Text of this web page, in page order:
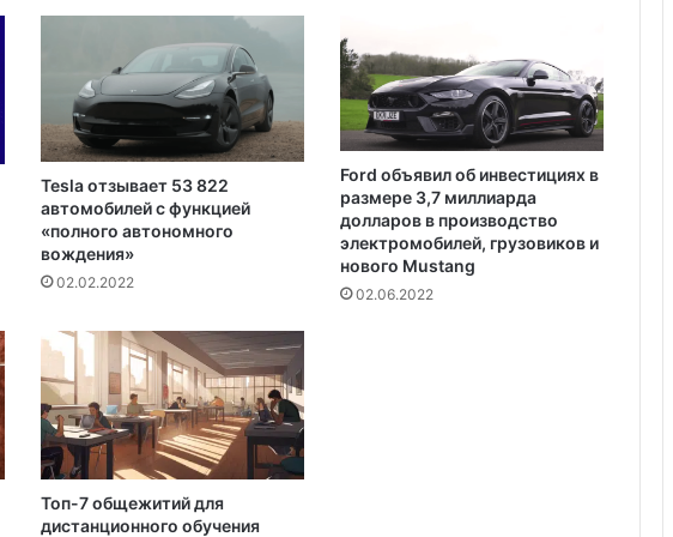
проводили долгие выходные, теперь
доступен для сдачи в аренду для
отдыха
ж
и
м
е
Tesla отзывает 53 822
автомобилей с функцией
«полного автономного
вождения»
02.02.2022
Ford объявил об инвестициях в
размере 3,7 миллиарда
долларов в производство
электромобилей, грузовиков и
нового Mustang
02.06.2022
Топ-7 общежитий для
дистанционного обучения